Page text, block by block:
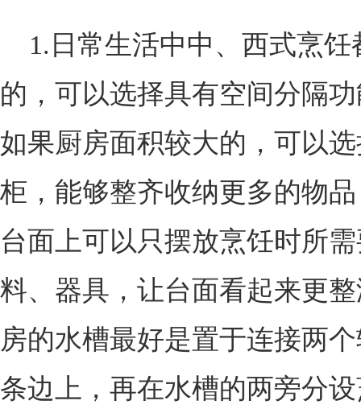
1.日常生活中中、西式烹饪
的，可以选择具有空间分隔
如果厨房面积较大的，可以
柜，能够整齐收纳更多的物
台面上可以只摆放烹饪时所
料、器具，让台面看起来更
房的水槽最好是置于连接两
条边上，再在水槽的两旁分